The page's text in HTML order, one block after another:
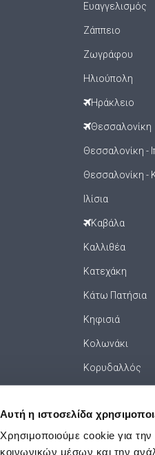
Αυτή η ιστοσελίδα
Χρησιμοποιούμε cookie για
κοινωνικών μέσων και την
Ευαγγελισμός
Ζάππειο
Ζωγράφου
Ηλιούπολη
Ηράκλειο
Θεσσαλονίκη
Θεσσαλονίκη -
Θεσσαλονίκη -
Ιλίσια
Καβάλα
Καλλιθέα
Κατεχάκη
Κάτω Πατήσια
Κηφισιά
Κολωνάκι
Κορυδαλλός
ΚΤΕΛ Κηφισού
Κυψέλη